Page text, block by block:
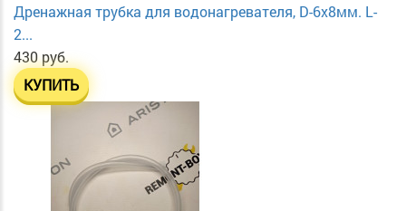
Дренажная трубка для водонагревателя, D-6х8мм. L-
2...
430 руб.
КУПИТЬ